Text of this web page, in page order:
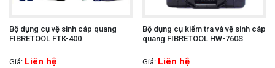
Bộ dụng cụ vệ sinh cáp quang
FIBRETOOL FTK-400
Giá: Liên hệ
Bộ dụng cụ kiểm tra và vệ sinh cáp
quang FIBRETOOL HW-760S
Giá: Liên hệ